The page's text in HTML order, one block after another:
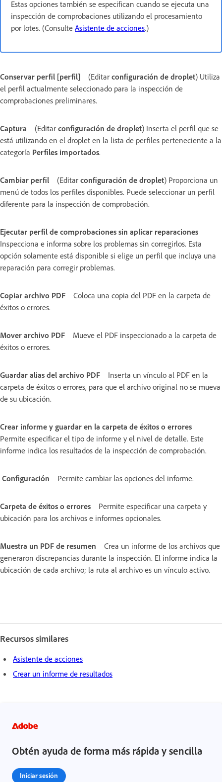
Estas opciones también se especifican cuando se ejecuta una
inspección de comprobaciones utilizando el procesamiento
por lotes. (Consulte Asistente de acciones.)
Conservar perfil [perfil] (Editar configuración de droplet) Utiliza
el perfil actualmente seleccionado para la inspección de
comprobaciones preliminares.
Captura (Editar configuración de droplet) Inserta el perfil que se
está utilizando en el droplet en la lista de perfiles perteneciente a la
categoría Perfiles importados.
Cambiar perfil (Editar configuración de droplet) Proporciona un
menú de todos los perfiles disponibles. Puede seleccionar un perfil
diferente para la inspección de comprobación.
Ejecutar perfil de comprobaciones sin aplicar reparaciones
Inspecciona e informa sobre los problemas sin corregirlos. Esta
opción solamente está disponible si elige un perfil que incluya una
reparación para corregir problemas.
Copiar archivo PDF
Coloca una copia del PDF en la carpeta de
éxitos o errores.
Mover archivo PDF
Mueve el PDF inspeccionado a la carpeta de
éxitos o errores.
Guardar alias del archivo PDF
Inserta un vínculo al PDF en la
carpeta de éxitos o errores, para que el archivo original no se mueva
de su ubicación.
Crear informe y guardar en la carpeta de éxitos o errores
Permite especificar el tipo de informe y el nivel de detalle. Este
informe indica los resultados de la inspección de comprobación.
Configuración Permite cambiar las opciones del informe.
Carpeta de éxitos o errores
Permite especificar una carpeta y
ubicación para los archivos e informes opcionales.
Muestra un PDF de resumen
Crea un informe de los archivos que
generaron discrepancias durante la inspección. El informe indica la
ubicación de cada archivo; la ruta al archivo es un vínculo activo.
Recursos similares
Asistente de acciones
Crear un informe de resultados
Obtén ayuda de forma más rápida y sencilla
Iniciar sesión